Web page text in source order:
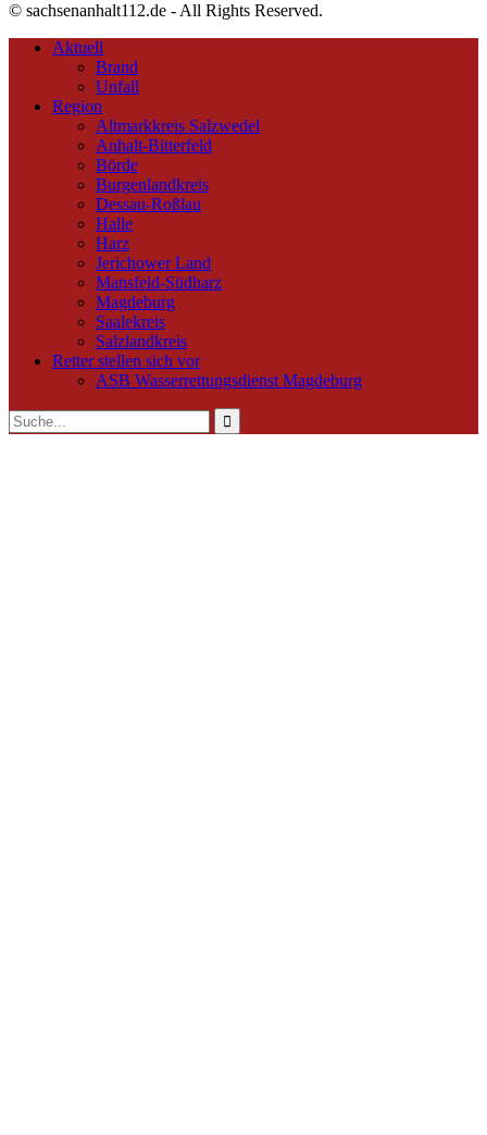
© sachsenanhalt112.de - All Rights Reserved.
Aktuell
Brand
Unfall
Region
Altmarkkreis Salzwedel
Anhalt-Bitterfeld
Börde
Burgenlandkreis
Dessau-Roßlau
Halle
Harz
Jerichower Land
Mansfeld-Südharz
Magdeburg
Saalekreis
Salzlandkreis
Retter stellen sich vor
ASB Wasserrettungsdienst Magdeburg